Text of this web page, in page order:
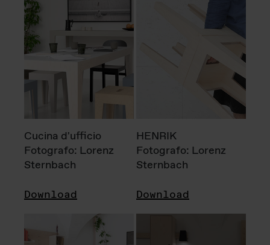
Cucina d'ufficio
Fotografo: Lorenz
Sternbach
Download
HENRIK
Fotografo: Lorenz
Sternbach
Download